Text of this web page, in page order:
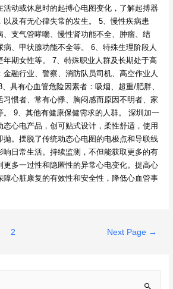
活动或休息时的起搏心电图变化，了解起搏器
以及有无心律失常的发生。 5、慢性疾病患
、支气管哮喘、慢性肾功能不全、肿瘤、结
、甲状腺功能不全等。 6、特殊生理阶段人
年期女性等。 7、特殊职业人群及长期处于高
金融行业、警察、消防队员司机、高空作业人
具有心血管危险因素者：吸烟、超重/肥胖、
习惯者、常有心悸、胸闷感而原因不明者、家
。 9、其他有健康保健需求的人群。 深圳加一
态心电产品，创可贴式设计，柔性舒适，使用
抛。摆脱了传统动态心电图的电极点和导联线
响日常生活。持续监测，不但能获取更多的有
更多一过性和隐匿性的异常心电变化。提高心
障心脏康复的有效性和安全性，降低心血管事
2 Next Page →